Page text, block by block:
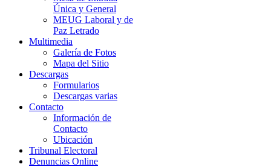
Única y General
MEUG Laboral y de
Paz Letrado
Multimedia
Galería de Fotos
Mapa del Sitio
Descargas
Formularios
Descargas varias
Contacto
Información de
Contacto
Ubicación
Tribunal Electoral
Denuncias Online